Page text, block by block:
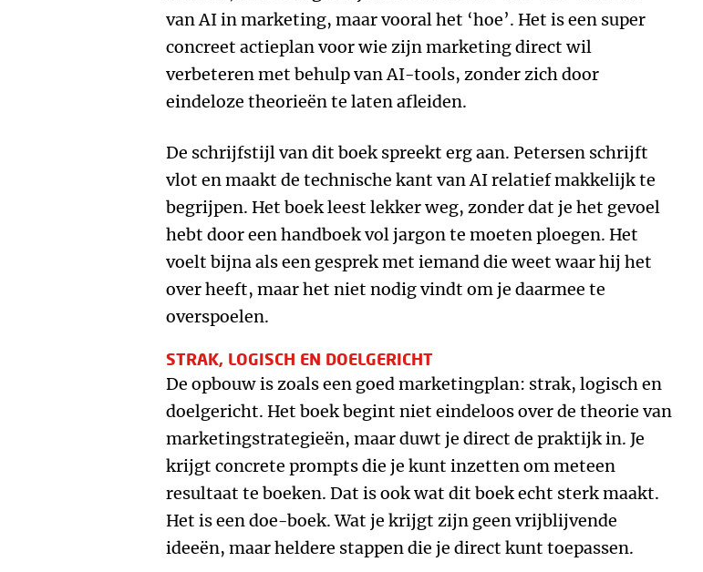
van AI in marketing, maar vooral het ‘hoe’. Het is een super
concreet actieplan voor wie zijn marketing direct wil
verbeteren met behulp van AI-tools, zonder zich door
eindeloze theorieën te laten afleiden.
De schrijfstijl van dit boek spreekt erg aan. Petersen schrijft
vlot en maakt de technische kant van AI relatief makkelijk te
begrijpen. Het boek leest lekker weg, zonder dat je het gevoel
hebt door een handboek vol jargon te moeten ploegen. Het
voelt bijna als een gesprek met iemand die weet waar hij het
over heeft, maar het niet nodig vindt om je daarmee te
overspoelen.
STRAK, LOGISCH EN DOELGERICHT
De opbouw is zoals een goed marketingplan: strak, logisch en
doelgericht. Het boek begint niet eindeloos over de theorie van
marketingstrategieën, maar duwt je direct de praktijk in. Je
krijgt concrete prompts die je kunt inzetten om meteen
resultaat te boeken. Dat is ook wat dit boek echt sterk maakt.
Het is een doe-boek. Wat je krijgt zijn geen vrijblijvende
ideeën, maar heldere stappen die je direct kunt toepassen.